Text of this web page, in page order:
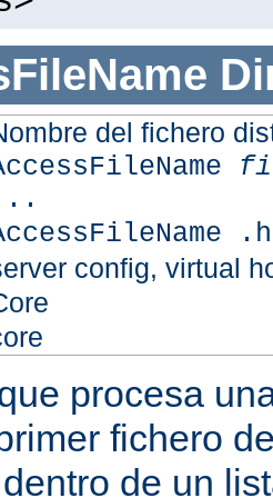
del fichero
config, virtual
procesa
fichero
de un